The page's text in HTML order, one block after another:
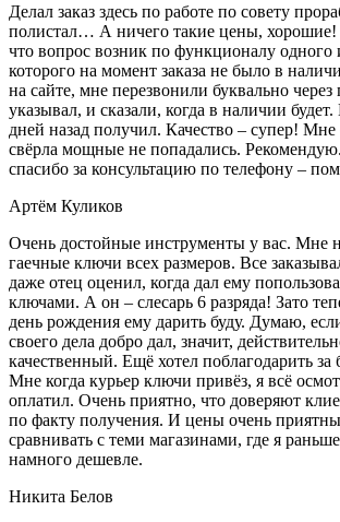
Делал заказ здесь по работе по совету
полистал… А ничего такие цены, хорошие!
что вопрос возник по функционалу одного
которого на момент заказа не было в
на сайте, мне перезвонили буквально через
указывал, и сказали, когда в наличии
дней назад получил. Качество – супер! Мне
свёрла мощные не попадались.
спасибо за консультацию по телефону –
Артём Куликов
Очень достойные инструменты у вас. Мне
гаечные ключи всех размеров. Все
даже отец оценил, когда дал ему
ключами. А он – слесарь 6 разряда! Зато
день рождения ему дарить буду. Думаю,
своего дела добро дал, значит,
качественный. Ещё хотел поблагодарить за
Мне когда курьер ключи привёз, я всё
оплатил. Очень приятно, что доверяют
по факту получения. И цены очень
сравнивать с теми магазинами, где я
намного дешевле.
Никита Белов